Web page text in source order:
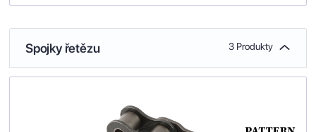
Spojky řetězu 3 Produkty